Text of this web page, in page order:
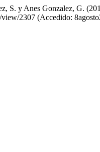
S. y Anes Gonzalez,
2307 (Accedido: